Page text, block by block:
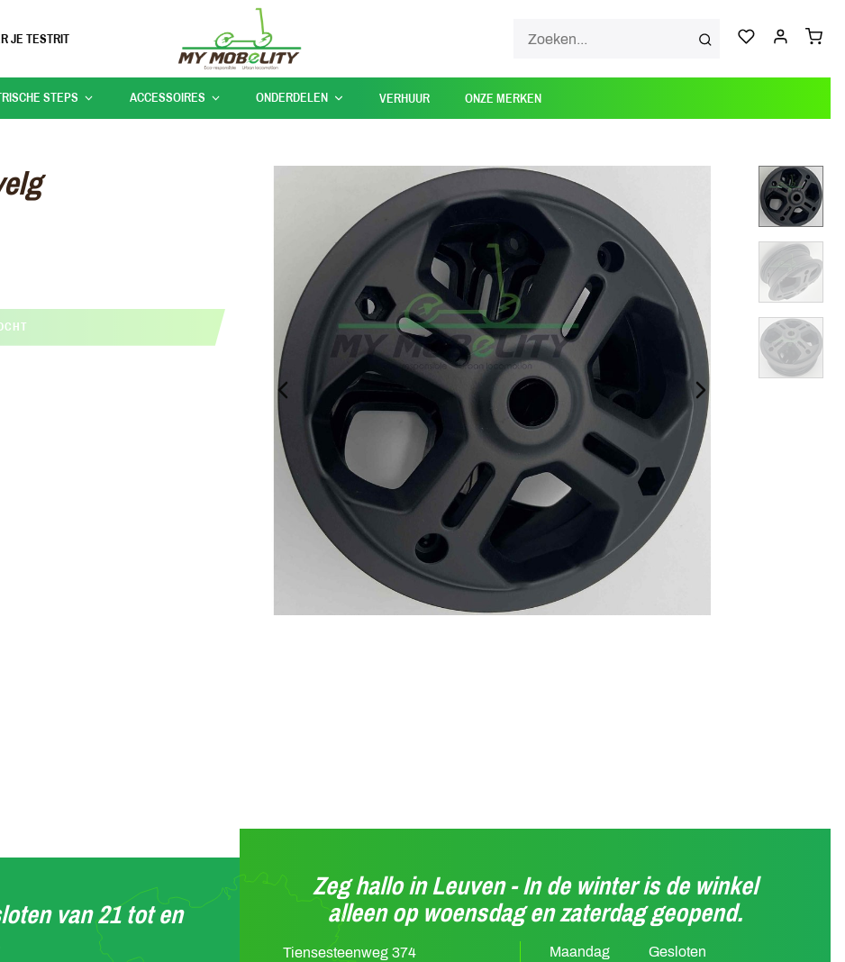
JE TESTRIT
STEPS ACCESSOIRES ONDERDELEN VERHUUR ONZE MERKEN
PREVIOUS_SLIDE NEXT_SLIDE
van 21 tot en
Zeg hallo in Leuven - In de winter is de winkel
alleen op woensdag en zaterdag geopend.
Tiensesteenweg 374
Maandag
Gesloten